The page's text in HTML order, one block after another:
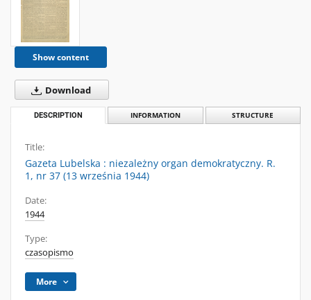
Show content
Download
DESCRIPTION INFORMATION STRUCTURE
Title:
Gazeta Lubelska : niezależny organ demokratyczny. R.
1, nr 37 (13 września 1944)
Date:
1944
Type:
czasopismo
More